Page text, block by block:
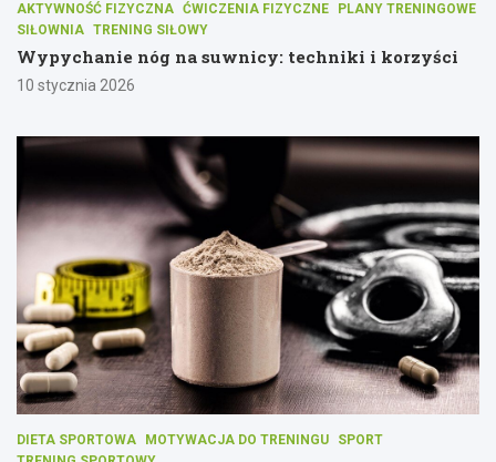
AKTYWNOŚĆ FIZYCZNA ĆWICZENIA FIZYCZNE
PLANY TRENINGOWE
SIŁOWNIA TRENING SIŁOWY
Wypychanie nóg na suwnicy: techniki i korzyści
10 stycznia 2026
DIETA SPORTOWA MOTYWACJA DO TRENINGU
SPORT